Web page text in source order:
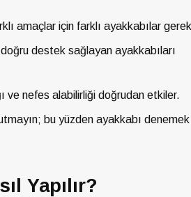
amaçlar için farklı ayakkabılar
destek sağlayan ayakkabıları
ve nefes alabilirliği doğrudan etkiler.
bu yüzden ayakkabı
Yapılır?